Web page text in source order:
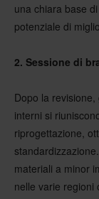
una chiara base
potenziale di
2. Sessione di
Dopo la
interni si
riprogettazione,
materiali a minor
nelle varie regioni